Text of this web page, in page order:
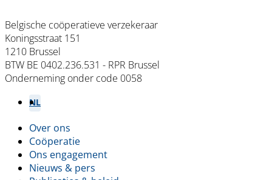
Belgische coöperatieve verzekeraar
Koningsstraat 151
1210 Brussel
BTW BE 0402.236.531 - RPR Brussel
Onderneming onder code 0058
NL
Footer
menu
Over ons
Coöperatie
Ons engagement
Nieuws & pers